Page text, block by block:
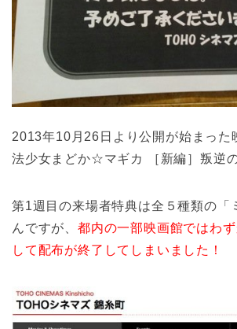
2013年10月26日より公開が始まった
法少女まどか☆マギカ ［新編］叛逆の
第1週目の来場者特典は全５種類の「
んですが、 都内の一部映画館ではわ
して配布が終了してしまいました！